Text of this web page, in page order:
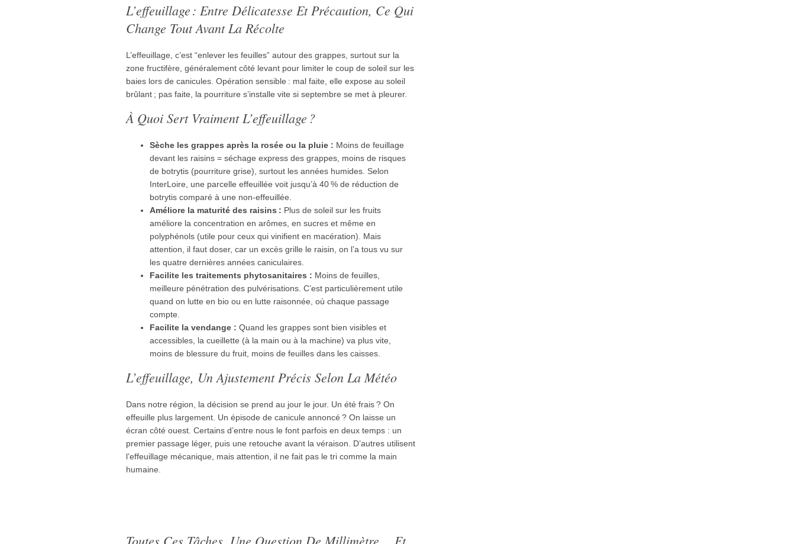
L’effeuillage : Entre Délicatesse Et Précaution, Ce Qui
Change Tout Avant La Récolte
L’effeuillage, c’est “enlever les feuilles” autour des grappes, surtout sur la
zone fructifère, généralement côté levant pour limiter le coup de soleil sur les
baies lors de canicules. Opération sensible : mal faite, elle expose au soleil
brûlant ; pas faite, la pourriture s’installe vite si septembre se met à pleurer.
À Quoi Sert Vraiment L’effeuillage ?
Sèche les grappes après la rosée ou la pluie : Moins de feuillage
devant les raisins = séchage express des grappes, moins de risques
de botrytis (pourriture grise), surtout les années humides. Selon
InterLoire, une parcelle effeuillée voit jusqu’à 40 % de réduction de
botrytis comparé à une non-effeuillée.
Améliore la maturité des raisins : Plus de soleil sur les fruits
améliore la concentration en arômes, en sucres et même en
polyphénols (utile pour ceux qui vinifient en macération). Mais
attention, il faut doser, car un excès grille le raisin, on l’a tous vu sur
les quatre dernières années caniculaires.
Facilite les traitements phytosanitaires : Moins de feuilles,
meilleure pénétration des pulvérisations. C’est particulièrement utile
quand on lutte en bio ou en lutte raisonnée, où chaque passage
compte.
Facilite la vendange : Quand les grappes sont bien visibles et
accessibles, la cueillette (à la main ou à la machine) va plus vite,
moins de blessure du fruit, moins de feuilles dans les caisses.
L’effeuillage, Un Ajustement Précis Selon La Météo
Dans notre région, la décision se prend au jour le jour. Un été frais ? On
effeuille plus largement. Un épisode de canicule annoncé ? On laisse un
écran côté ouest. Certains d’entre nous le font parfois en deux temps : un
premier passage léger, puis une retouche avant la véraison. D’autres utilisent
l’effeuillage mécanique, mais attention, il ne fait pas le tri comme la main
humaine.
Toutes Ces Tâches, Une Question De Millimètre… Et